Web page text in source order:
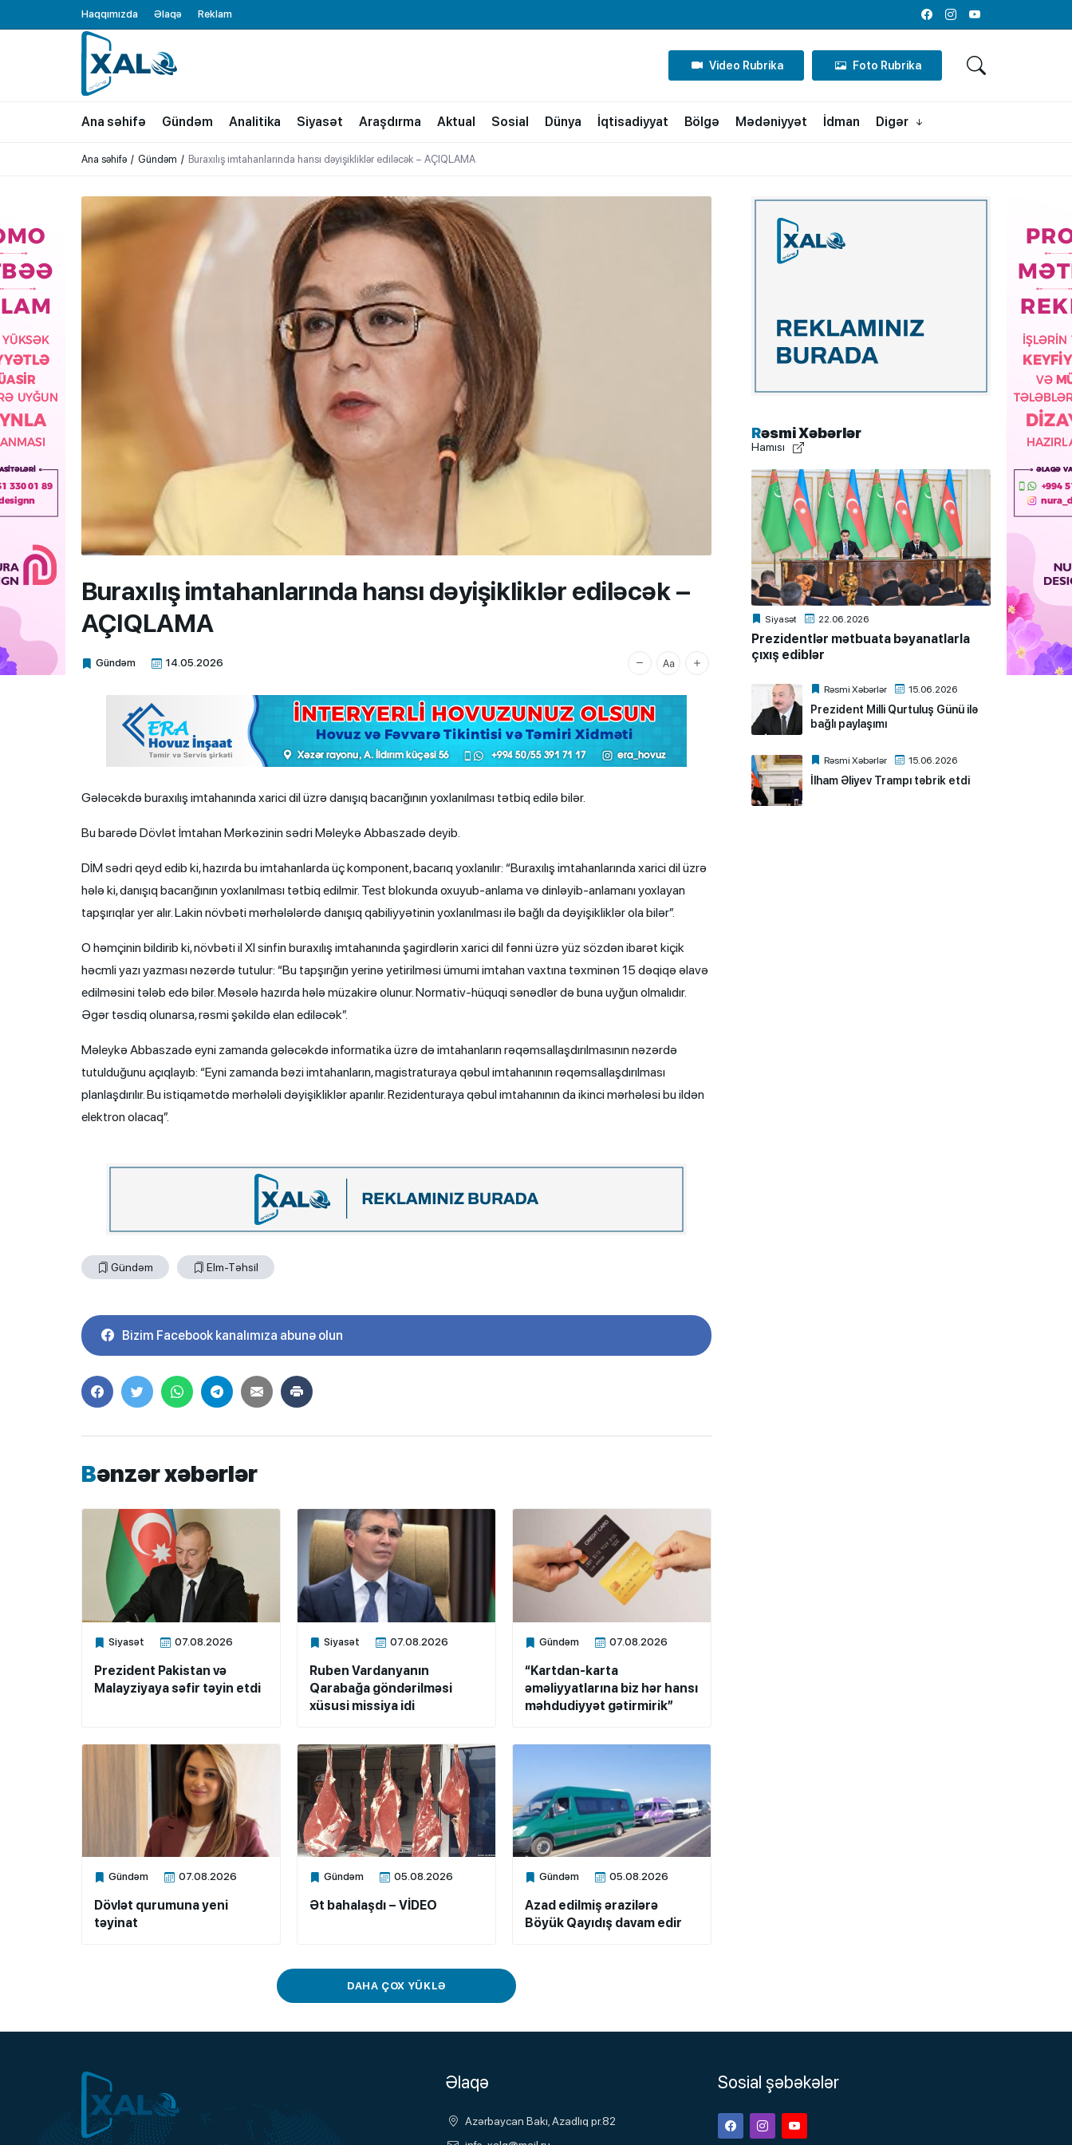
Haqqımızda Əlaqə Reklam
FacebookInstagramYoutube
XALQ.ONLINE
ONLAYN PLATFORMA
Video Rubrika Foto Rubrika
Ana səhifə Gündəm Analitika Siyasət Araşdırma Aktual Sosial Dünya İqtisadiyyat Bölgə Mədəniyyət İdman Digər
Ana səhifə Gündəm Buraxılış imtahanlarında hansı dəyişikliklər ediləcək – AÇIQLAMA
Buraxılış imtahanlarında hansı dəyişikliklər ediləcək –
AÇIQLAMA
Gündəm 14.05.2026
Xalq.Online
Gələcəkdə buraxılış imtahanında xarici dil üzrə danışıq bacarığının yoxlanılması tətbiq edilə bilər.
Bu barədə Dövlət İmtahan Mərkəzinin sədri Məleykə Abbaszadə deyib.
DİM sədri qeyd edib ki, hazırda bu imtahanlarda üç komponent, bacarıq yoxlanılır: “Buraxılış imtahanlarında xarici dil üzrə
hələ ki, danışıq bacarığının yoxlanılması tətbiq edilmir. Test blokunda oxuyub-anlama və dinləyib-anlamanı yoxlayan
tapşırıqlar yer alır. Lakin növbəti mərhələlərdə danışıq qabiliyyətinin yoxlanılması ilə bağlı da dəyişikliklər ola bilər”.
O həmçinin bildirib ki, növbəti il XI sinfin buraxılış imtahanında şagirdlərin xarici dil fənni üzrə yüz sözdən ibarət kiçik
həcmli yazı yazması nəzərdə tutulur: “Bu tapşırığın yerinə yetirilməsi ümumi imtahan vaxtına təxminən 15 dəqiqə əlavə
edilməsini tələb edə bilər. Məsələ hazırda hələ müzakirə olunur. Normativ-hüquqi sənədlər də buna uyğun olmalıdır.
Əgər təsdiq olunarsa, rəsmi şəkildə elan ediləcək”.
Məleykə Abbaszadə eyni zamanda gələcəkdə informatika üzrə də imtahanların rəqəmsallaşdırılmasının nəzərdə
tutulduğunu açıqlayıb: “Eyni zamanda bəzi imtahanların, magistraturaya qəbul imtahanının rəqəmsallaşdırılması
planlaşdırılır. Bu istiqamətdə mərhələli dəyişikliklər aparılır. Rezidenturaya qəbul imtahanının da ikinci mərhələsi bu ildən
elektron olacaq”.
Gündəm Elm-Təhsil
Bizim Facebook kanalımıza abunə olun
Bənzər xəbərlər
Siyasət 07.08.2026
Xalq.Online
Prezident Pakistan və
Malayziyaya səfir təyin etdi
Siyasət 07.08.2026
Xalq.Online
Ruben Vardanyanın
Qarabağa göndərilməsi
xüsusi missiya idi
Gündəm 07.08.2026
Xalq.Online
“Kartdan-karta
əməliyyatlarına biz hər hansı
məhdudiyyət gətirmirik”
Gündəm 07.08.2026
Xalq.Online
Dövlət qurumuna yeni
təyinat
Gündəm 05.08.2026
Xalq.Online
Ət bahalaşdı – VİDEO
Gündəm 05.08.2026
Xalq.Online
Azad edilmiş ərazilərə
Böyük Qayıdış davam edir
DAHA ÇOX YÜKLƏ
Rəsmi Xəbərlər
Hamısı
Siyasət 22.06.2026
Prezidentlər mətbuata bəyanatlarla
çıxış ediblər
Rəsmi Xəbərlər 15.06.2026
Prezident Milli Qurtuluş Günü ilə
bağlı paylaşımı
Rəsmi Xəbərlər 15.06.2026
İlham Əliyev Trampı təbrik etdi
Əlaqə
Azərbaycan Bakı, Azadlıq pr.82
Sosial şəbəkələr
FacebookInstagramYoutube